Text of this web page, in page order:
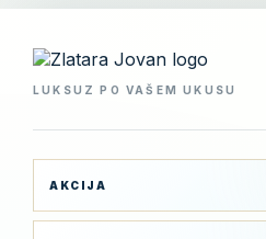
LUKSUZ PO VAŠEM UKUSU
AKCIJA